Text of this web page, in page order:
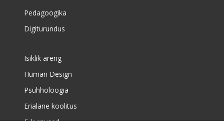
Pedagoogika
Digiturundus
Isiklik areng
Human Design
Psühholoogia
Erialane koolitus
E-kursused